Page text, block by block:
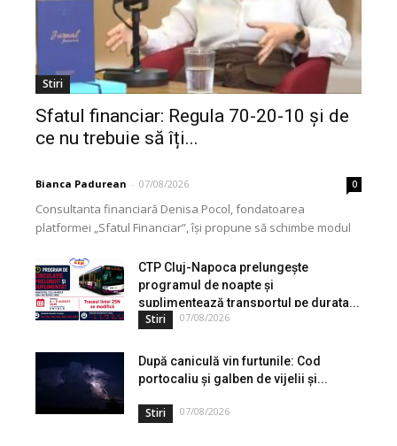
Stiri
Sfatul financiar: Regula 70-20-10 și de
ce nu trebuie să îți...
Bianca Padurean - 07/08/2026 0
Consultanta financiară Denisa Pocol, fondatoarea
platformei „Sfatul Financiar”, își propune să schimbe modul
de peste...
CTP Cluj-Napoca prelungește
programul de noapte și
suplimentează transportul pe durata...
Stiri 07/08/2026
După caniculă vin furtunile: Cod
portocaliu și galben de vijelii și...
Stiri 07/08/2026